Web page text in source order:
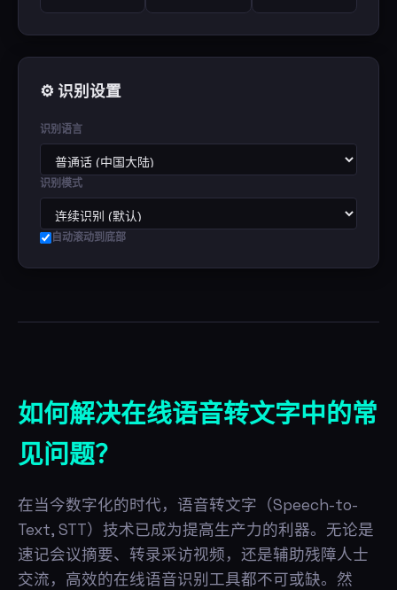
⚙️ 识别设置
识别语言
识别模式
自动滚动到底部
如何解决在线语音转文字中的常
见问题？
在当今数字化的时代，语音转文字（Speech-to-
Text, STT）技术已成为提高生产力的利器。无论是
速记会议摘要、转录采访视频，还是辅助残障人士
交流，高效的在线语音识别工具都不可或缺。然